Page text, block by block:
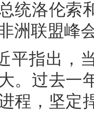
统洛伦索
洲联盟峰
平指出，
。过去一
程，坚定